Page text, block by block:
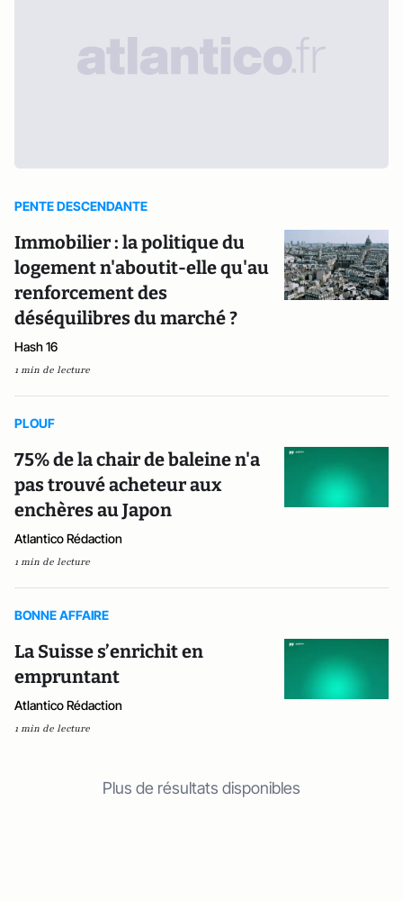
PENTE DESCENDANTE
Immobilier : la politique du
logement n'aboutit-elle qu'au
renforcement des
déséquilibres du marché ?
Hash 16
1 min de lecture
PLOUF
75% de la chair de baleine n'a
pas trouvé acheteur aux
enchères au Japon
Atlantico Rédaction
1 min de lecture
BONNE AFFAIRE
La Suisse s’enrichit en
empruntant
Atlantico Rédaction
1 min de lecture
Plus de résultats disponibles